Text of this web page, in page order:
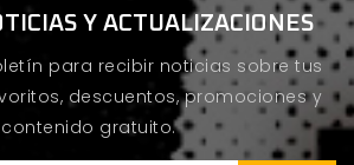
Y ACTUALIZACIONES
para recibir noticias sobre tus
descuentos, promociones y
contenido gratuito.